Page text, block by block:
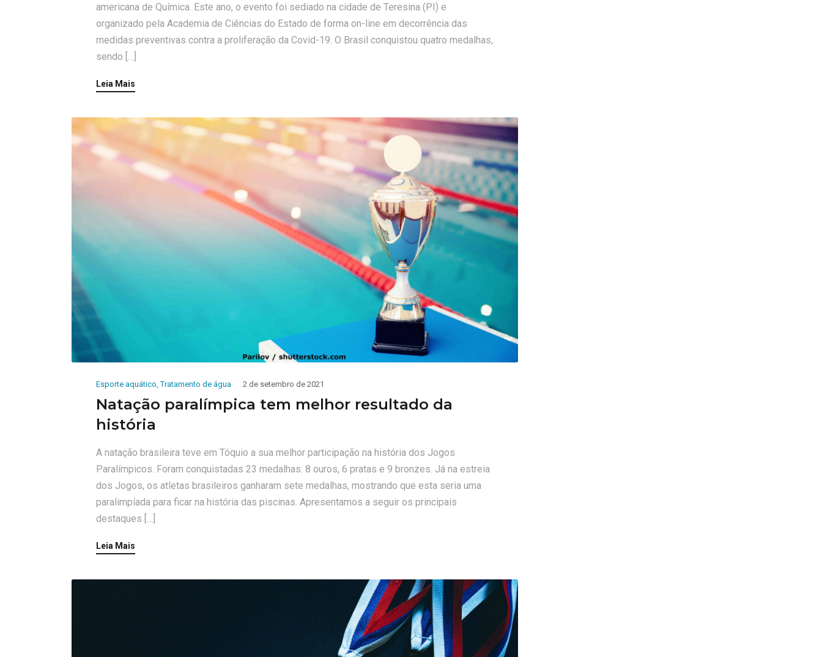
americana de Química. Este ano, o evento foi sediado na cidade de Teresina (PI) e
organizado pela Academia de Ciências do Estado de forma on-line em decorrência das
medidas preventivas contra a proliferação da Covid-19. O Brasil conquistou quatro medalhas,
sendo […]
Leia Mais
Esporte aquático,Tratamento de água 2 de setembro de 2021
Natação paralímpica tem melhor resultado da
história
A natação brasileira teve em Tóquio a sua melhor participação na história dos Jogos
Paralímpicos. Foram conquistadas 23 medalhas: 8 ouros, 6 pratas e 9 bronzes. Já na estreia
dos Jogos, os atletas brasileiros ganharam sete medalhas, mostrando que esta seria uma
paralimpíada para ficar na história das piscinas. Apresentamos a seguir os principais
destaques […]
Leia Mais